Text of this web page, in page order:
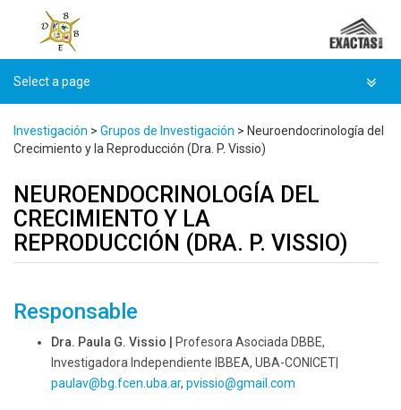
content
Investigación > Grupos de Investigación > Neuroendocrinología del
Crecimiento y la Reproducción (Dra. P. Vissio)
NEUROENDOCRINOLOGÍA DEL
CRECIMIENTO Y LA
REPRODUCCIÓN (DRA. P. VISSIO)
Responsable
Dra. Paula G. Vissio |
Profesora Asociada DBBE,
Investigadora Independiente IBBEA, UBA-CONICET
paulav@bg.fcen.uba.ar, pvissio@gmail.com